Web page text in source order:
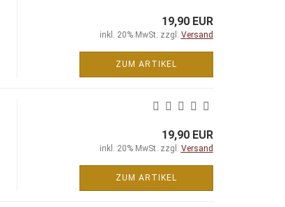
19,90 EUR
inkl. 20% MwSt. zzgl. Versand
ZUM ARTIKEL
19,90 EUR
inkl. 20% MwSt. zzgl. Versand
ZUM ARTIKEL